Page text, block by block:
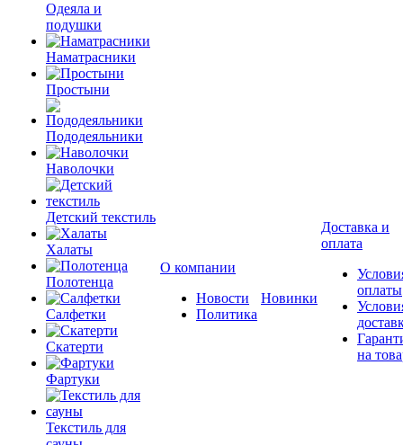
Одеяла и
подушки
Наматрасники
Простыни
Пододеяльники
Наволочки
Детский текстиль
Халаты
Полотенца
Салфетки
Скатерти
Фартуки
Текстиль для
О компании
Новости
Политика
Новинки
Доставка и
оплата
оплаты
на